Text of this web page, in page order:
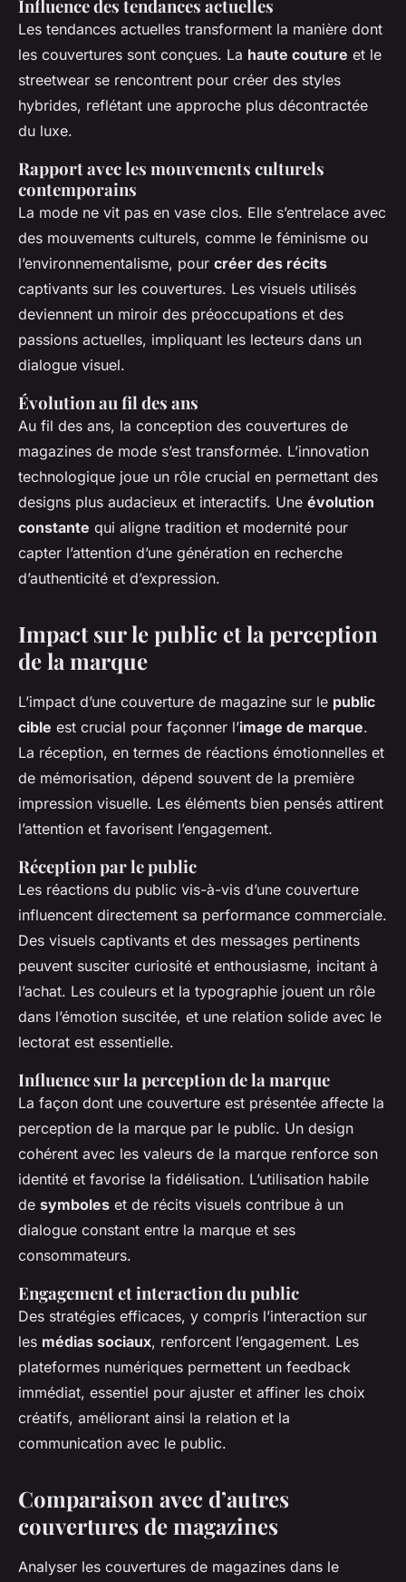
Influence des tendances actuelles
Les tendances actuelles transforment la manière dont
les couvertures sont conçues. La haute couture et le
streetwear se rencontrent pour créer des styles
hybrides, reflétant une approche plus décontractée
du luxe.
Rapport avec les mouvements culturels
contemporains
La mode ne vit pas en vase clos. Elle s’entrelace avec
des mouvements culturels, comme le féminisme ou
l’environnementalisme, pour créer des récits
captivants sur les couvertures. Les visuels utilisés
deviennent un miroir des préoccupations et des
passions actuelles, impliquant les lecteurs dans un
dialogue visuel.
Évolution au fil des ans
Au fil des ans, la conception des couvertures de
magazines de mode s’est transformée. L’innovation
technologique joue un rôle crucial en permettant des
designs plus audacieux et interactifs. Une évolution
constante qui aligne tradition et modernité pour
capter l’attention d’une génération en recherche
d’authenticité et d’expression.
Impact sur le public et la perception
de la marque
L’impact d’une couverture de magazine sur le public
cible est crucial pour façonner l’image de marque.
La réception, en termes de réactions émotionnelles et
de mémorisation, dépend souvent de la première
impression visuelle. Les éléments bien pensés attirent
l’attention et favorisent l’engagement.
Réception par le public
Les réactions du public vis-à-vis d’une couverture
influencent directement sa performance commerciale.
Des visuels captivants et des messages pertinents
peuvent susciter curiosité et enthousiasme, incitant à
l’achat. Les couleurs et la typographie jouent un rôle
dans l’émotion suscitée, et une relation solide avec le
lectorat est essentielle.
Influence sur la perception de la marque
La façon dont une couverture est présentée affecte la
perception de la marque par le public. Un design
cohérent avec les valeurs de la marque renforce son
identité et favorise la fidélisation. L’utilisation habile
de symboles et de récits visuels contribue à un
dialogue constant entre la marque et ses
consommateurs.
Engagement et interaction du public
Des stratégies efficaces, y compris l’interaction sur
les médias sociaux, renforcent l’engagement. Les
plateformes numériques permettent un feedback
immédiat, essentiel pour ajuster et affiner les choix
créatifs, améliorant ainsi la relation et la
communication avec le public.
Comparaison avec d’autres
couvertures de magazines
Analyser les couvertures de magazines dans le